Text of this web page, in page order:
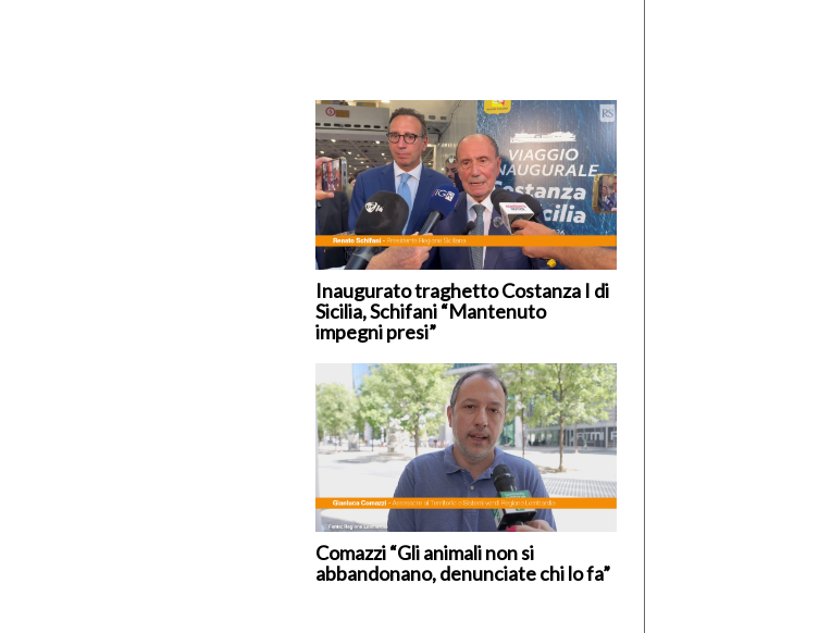
Inaugurato traghetto Costanza I di
Sicilia, Schifani “Mantenuto
impegni presi”
Comazzi “Gli animali non si
abbandonano, denunciate chi lo fa”